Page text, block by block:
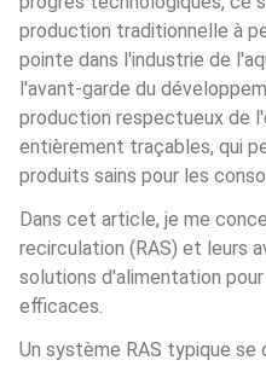
production traditionnelle à
pointe dans l'industrie de
l'avant-garde du
production respectueux de
entièrement traçables, qui
produits sains pour les
Dans cet article, je me
recirculation (RAS) et leurs
solutions d'alimentation
efficaces.
Un système RAS typique se